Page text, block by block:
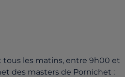
tous les matins, entre 9h00 et
des masters de Pornichet :